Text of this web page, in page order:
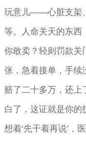
玩意儿——心脏支架
等。人命关天的东西
你敢卖？轻则罚款关
张，急着接单，手续
赔了二十多万，还上
白了，这证就是你的
想着‘先干着再说’，